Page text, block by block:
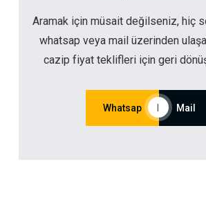
Aramak için müsait değilseniz, hiç
whatsap veya mail üzerinden
cazip fiyat teklifleri için geri
Whatsap Mail